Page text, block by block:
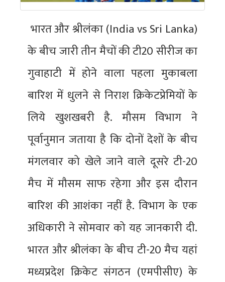
भारत और श्रीलंका (India vs Sri Lanka)
के बीच जारी तीन मैचों की टी20 सीरीज का
गुवाहाटी में होने वाला पहला मुकाबला
बारिश में धुलने से निराश क्रिकेटप्रेमियों के
लिये खुशखबरी है. मौसम विभाग ने
पूर्वानुमान जताया है कि दोनों देशों के बीच
मंगलवार को खेले जाने वाले दूसरे टी-20
मैच में मौसम साफ रहेगा और इस दौरान
बारिश की आशंका नहीं है. विभाग के एक
अधिकारी ने सोमवार को यह जानकारी दी.
भारत और श्रीलंका के बीच टी-20 मैच यहां
मध्यप्रदेश क्रिकेट संगठन (एमपीसीए) के